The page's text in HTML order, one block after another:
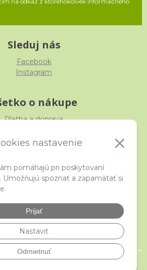
nastavenie
pomáhajú pri poskytovaní
Umožňujú spoznať a zapamätať si
Prijať
Nastaviť
Odmietnuť
Sleduj nás
Facebook
Instagram
o nákupe
Platba a doprava
podmienky
iStraka
Veľkoobchod
Najčastejšie otázky
Certifikáty
korálky a polodrahokamy široko ďaleko •